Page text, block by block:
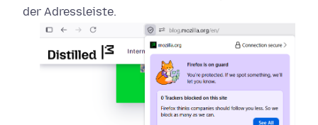
der Adressleiste.